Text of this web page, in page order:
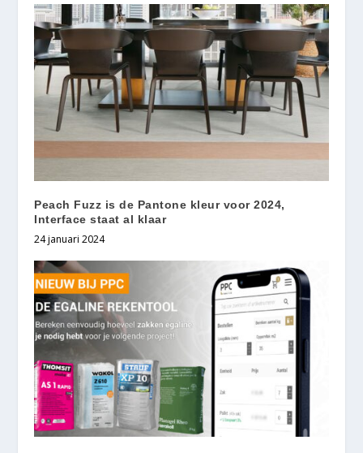
Peach Fuzz is de Pantone kleur voor 2024,
Interface staat al klaar
24 januari 2024